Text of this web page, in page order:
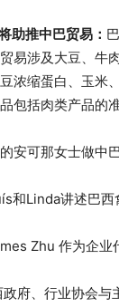
助推中巴贸易：
易涉及大豆、牛
浓缩蛋白、玉米
包括肉类产品的
安可那女士做中
和Linda讲述巴
Zhu 作为企业
府、行业协会